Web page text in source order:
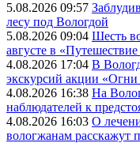
5.08.2026 09:57
лесу под Вологдой
5.08.2026 09:04 Шесть
августе в
4.08.2026 17:04 В
экскурсий акции
4.08.2026 16:38 На
наблюдателей к
4.08.2026 16:03 О
вологжанам расскажут